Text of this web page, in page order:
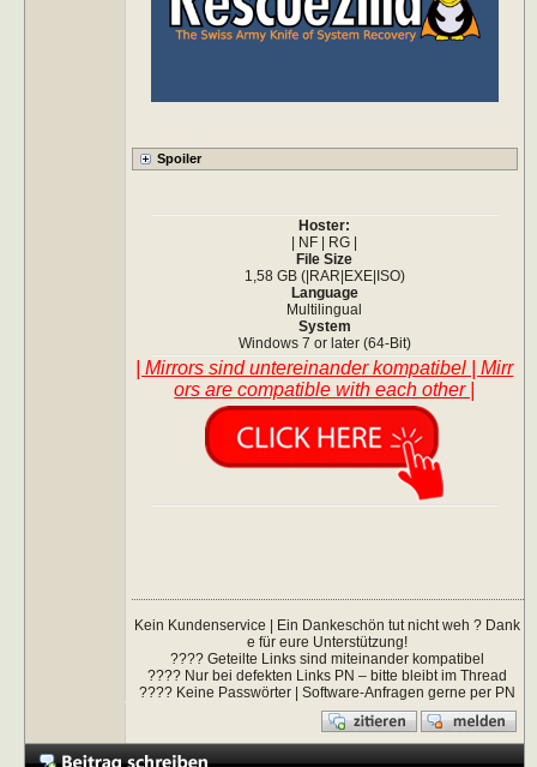
Hoster:
| NF | RG |
File Size
1,58 GB (|RAR|EXE|ISO)
Language
Multilingual
System
Windows 7 or later (64-Bit)
| Mirrors sind untereinander kompatibel | Mirr
ors are compatible with each other |
Kein Kundenservice | Ein Dankeschön tut nicht weh ? Dank
e für eure Unterstützung!
???? Geteilte Links sind miteinander kompatibel
???? Nur bei defekten Links PN – bitte bleibt im Thread
???? Keine Passwörter | Software-Anfragen gerne per PN